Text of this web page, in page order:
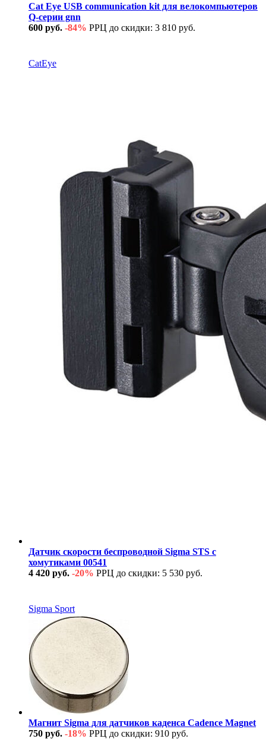
Cat Eye USB communication kit для велокомпьютеров
Q-серии gnn
600 руб. -84% РРЦ до скидки: 3 810 руб.
CatEye
Датчик скорости беспроводной Sigma STS с
хомутиками 00541
4 420 руб. -20% РРЦ до скидки: 5 530 руб.
Sigma Sport
Магнит Sigma для датчиков каденса Cadence Magnet
750 руб. -18% РРЦ до скидки: 910 руб.